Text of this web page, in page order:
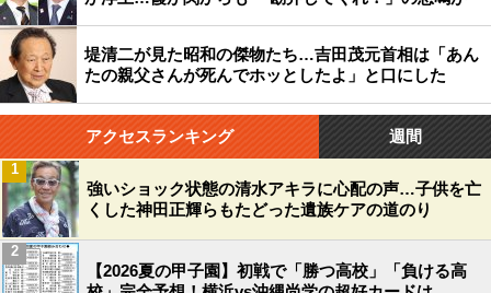
堤清二が見た昭和の傑物たち…吉田茂元首相は「あん
たの親父さんが死んでホッとしたよ」と口にした
アクセスランキング 週間
強いショック状態の清水アキラに心配の声…子供を亡
くした神田正輝らもたどった遺族ケアの道のり
1
【2026夏の甲子園】初戦で「勝つ高校」「負ける高
2